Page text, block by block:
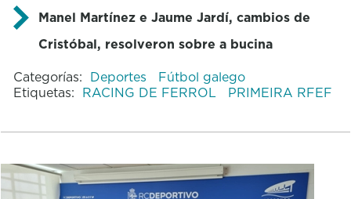
Manel Martínez e Jaume Jardí, cambios de
Cristóbal, resolveron sobre a bucina
Categorías: Deportes
Fútbol galego
Etiquetas: RACING DE FERROL PRIMEIRA RFEF